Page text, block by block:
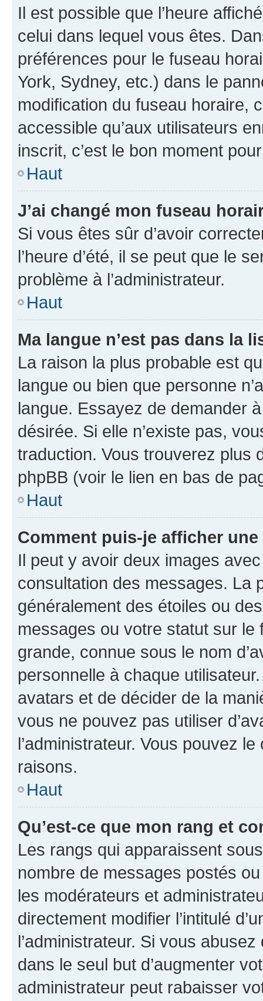
Il est possible que l’heure
celui dans lequel vous êtes.
préférences pour le fuseau
York, Sydney, etc.) dans le
modification du fuseau horaire,
accessible qu’aux utilisateurs
inscrit, c’est le bon moment
Haut
J’ai changé mon fuseau
Si vous êtes sûr d’avoir
l’heure d’été, il se peut que le
problème à l’administrateur.
Haut
Ma langue n’est pas dans la
La raison la plus probable est
langue ou bien que personne
langue. Essayez de demander
désirée. Si elle n’existe pas,
traduction. Vous trouverez plus
phpBB (voir le lien en bas de
Haut
Comment puis-je afficher
Il peut y avoir deux images
consultation des messages. La
généralement des étoiles ou
messages ou votre statut sur
grande, connue sous le nom
personnelle à chaque utilisateur.
avatars et de décider de la
vous ne pouvez pas utiliser
l’administrateur. Vous pouvez
raisons.
Haut
Qu’est-ce que mon rang et
Les rangs qui apparaissent
nombre de messages postés
les modérateurs et
directement modifier l’intitulé
l’administrateur. Si vous
dans le seul but d’augmenter
administrateur peut rabaisser